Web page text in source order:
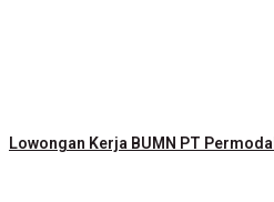
Lowongan Kerja BUMN PT